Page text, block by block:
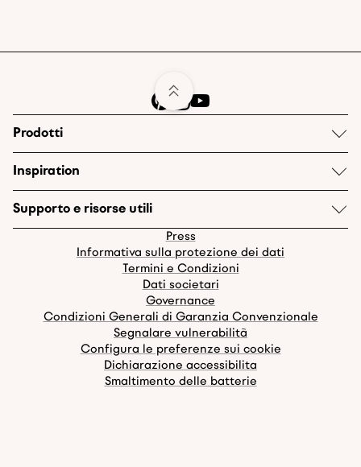
Prodotti
Inspiration
Supporto e risorse utili
Press
Informativa sulla protezione dei dati
Termini e Condizioni
Dati societari
Governance
Condizioni Generali di Garanzia Convenzionale
Segnalare vulnerabilità
Configura le preferenze sui cookie
Dichiarazione accessibilita
Smaltimento delle batterie